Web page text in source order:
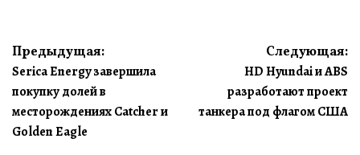
Навигация
по
записям
Предыдущая:
Serica Energy завершила
покупку долей в
месторождениях Catcher и
Golden Eagle
Следующая:
HD Hyundai и ABS
разработают проект
танкера под флагом США